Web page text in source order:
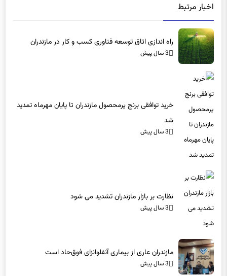
اخبار مرتبط
راه اندازی اتاق توسعه فناوری کسب و کار در مازندران
3 سال پیش
خرید توافقی برنج پرمحصول مازندران تا پایان مهرماه تمدید
شد
3 سال پیش
نظارت بر بازار مازندران تشدید می شود
3 سال پیش
مازندران عاری از بیماری آنفلوانزای فوق‌حاد است
3 سال پیش